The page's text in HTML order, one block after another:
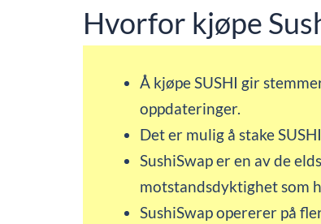
Hvorfor kjøpe
Å kjøpe SUSHI gir
oppdateringer.
Det er mulig å stake
SushiSwap er en av de
motstandsdyktighet som
SushiSwap opererer på